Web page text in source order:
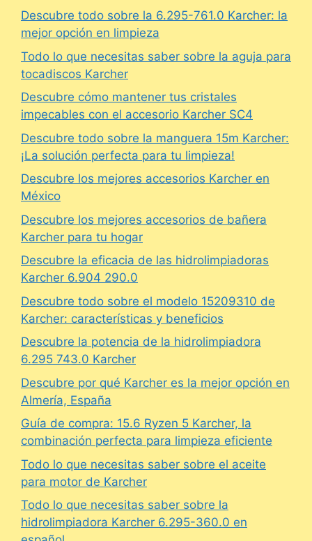
Descubre todo sobre la 6.295-761.0 Karcher: la
mejor opción en limpieza
Todo lo que necesitas saber sobre la aguja para
tocadiscos Karcher
Descubre cómo mantener tus cristales
impecables con el accesorio Karcher SC4
Descubre todo sobre la manguera 15m Karcher:
¡La solución perfecta para tu limpieza!
Descubre los mejores accesorios Karcher en
México
Descubre los mejores accesorios de bañera
Karcher para tu hogar
Descubre la eficacia de las hidrolimpiadoras
Karcher 6.904 290.0
Descubre todo sobre el modelo 15209310 de
Karcher: características y beneficios
Descubre la potencia de la hidrolimpiadora
6.295 743.0 Karcher
Descubre por qué Karcher es la mejor opción en
Almería, España
Guía de compra: 15.6 Ryzen 5 Karcher, la
combinación perfecta para limpieza eficiente
Todo lo que necesitas saber sobre el aceite
para motor de Karcher
Todo lo que necesitas saber sobre la
hidrolimpiadora Karcher 6.295-360.0 en